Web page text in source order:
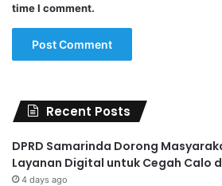
time I comment.
Recent Posts
DPRD Samarinda Dorong
Layanan Digital untuk Cegah Calo
4 days ago